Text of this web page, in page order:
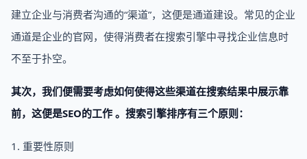
建立企业与消费者沟通的“渠道”，这便是通道建设。常见的企业
通道是企业的官网，使得消费者在搜索引擎中寻找企业信息时
不至于扑空。
其次，我们便需要考虑如何使得这些渠道在搜索结果中展示靠
前，这便是SEO的工作 。搜索引擎排序有三个原则：
1. 重要性原则